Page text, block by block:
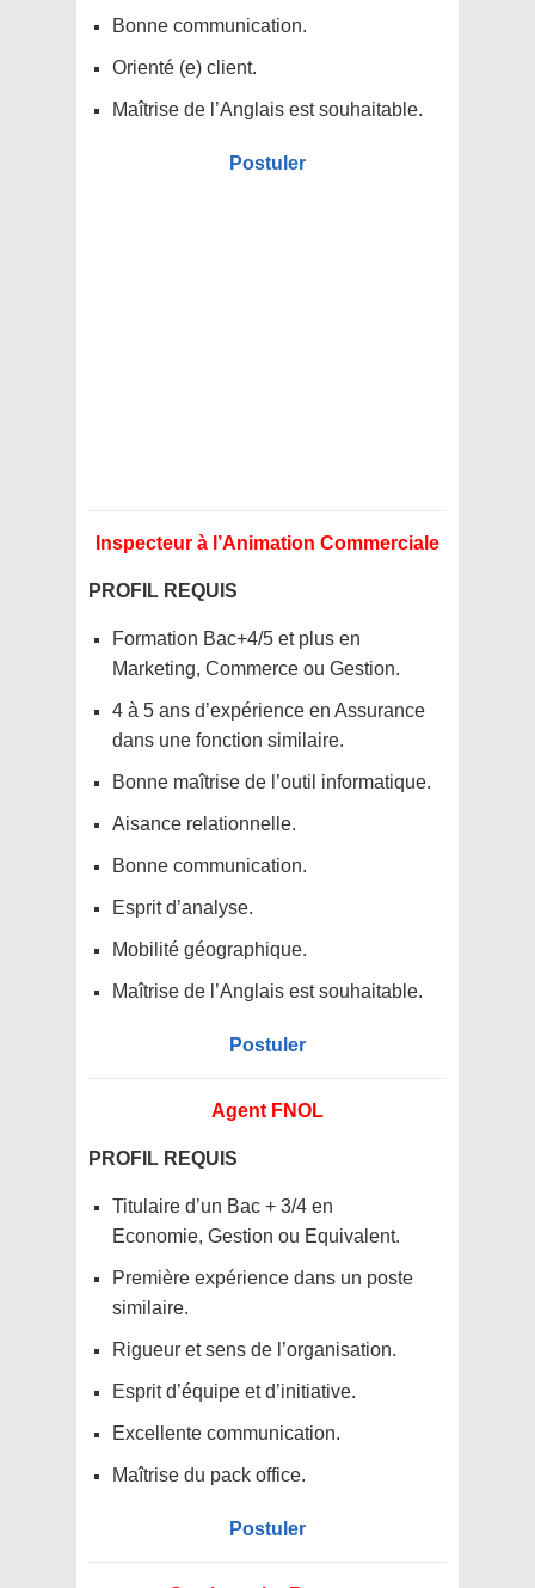
Bonne communication.
Orienté (e) client.
Maîtrise de l’Anglais est souhaitable.
Postuler
Inspecteur à l’Animation Commerciale
PROFIL REQUIS
Formation Bac+4/5 et plus en
Marketing, Commerce ou Gestion.
4 à 5 ans d’expérience en Assurance
dans une fonction similaire.
Bonne maîtrise de l’outil informatique.
Aisance relationnelle.
Bonne communication.
Esprit d’analyse.
Mobilité géographique.
Maîtrise de l’Anglais est souhaitable.
Postuler
Agent FNOL
PROFIL REQUIS
Titulaire d’un Bac + 3/4 en
Economie, Gestion ou Equivalent.
Première expérience dans un poste
similaire.
Rigueur et sens de l’organisation.
Esprit d’équipe et d’initiative.
Excellente communication.
Maîtrise du pack office.
Postuler